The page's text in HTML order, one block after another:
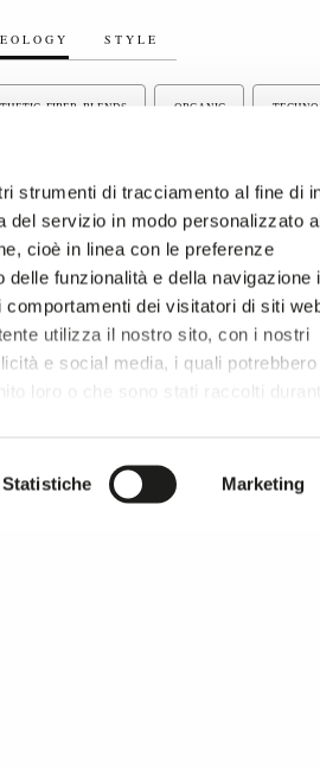
strumenti di tracciamento al fine di
del servizio in modo personalizzato
cioè in linea con le preferenze
delle funzionalità e della navigazione
dei visitatori di siti
utilizza il nostro sito, con i nostri
e social media, i quali potrebbero
loro o che sono stati raccolti
.
Statistiche Marketing
STYLE
FIBER BLENDS ORGANIC
DYED FABRICS RECYCLED FABRICS